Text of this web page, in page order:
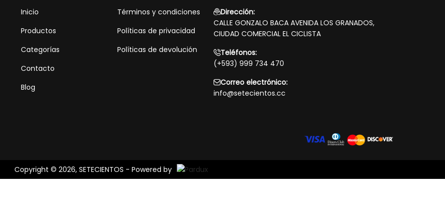
Inicio
Productos
Categorías
Contacto
Blog
Términos y condiciones
Políticas de privacidad
Políticas de devolución
Dirección:
CALLE GONZALO BACA AVENIDA LOS GRANADOS,
CIUDAD COMERCIAL EL CICLISTA
Teléfonos:
(+593) 999 734 470
Correo electrónico:
info@setecientos.cc
Copyright © 2026, SETECIENTOS - Powered by